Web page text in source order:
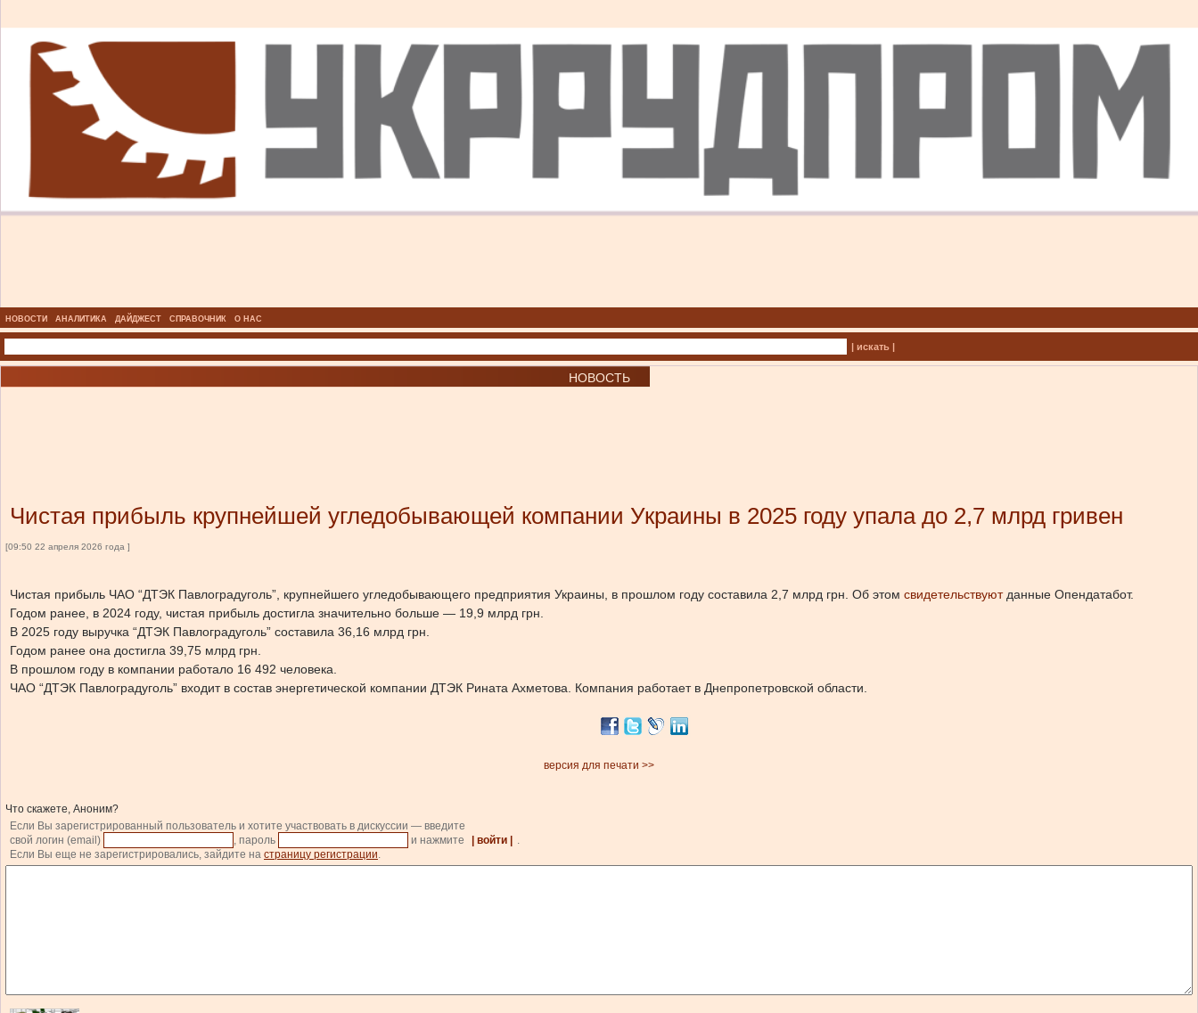
НОВОСТИ АНАЛИТИКА ДАЙДЖЕСТ СПРАВОЧНИК О НАС
| искать |
НОВОСТЬ
Чистая прибыль крупнейшей угледобывающей компании Украины в 2025 году упала до 2,7 млрд гривен
[09:50 22 апреля 2026 года ]
Чистая прибыль ЧАО “ДТЭК Павлоградуголь”, крупнейшего угледобывающего предприятия Украины, в прошлом году составила 2,7 млрд грн. Об этом свидетельствуют данные Опендатабот.
Годом ранее, в 2024 году, чистая прибыль достигла значительно больше — 19,9 млрд грн.
В 2025 году выручка “ДТЭК Павлоградуголь” составила 36,16 млрд грн.
Годом ранее она достигла 39,75 млрд грн.
В прошлом году в компании работало 16 492 человека.
ЧАО “ДТЭК Павлоградуголь” входит в состав энергетической компании ДТЭК Рината Ахметова. Компания работает в Днепропетровской области.
версия для печати >>
Что скажете, Аноним?
Если Вы зарегистрированный пользователь и хотите участвовать в дискуссии — введите
свой логин (email)
, пароль и нажмите | войти |
.
Если Вы еще не зарегистрировались, зайдите на страницу регистрации.